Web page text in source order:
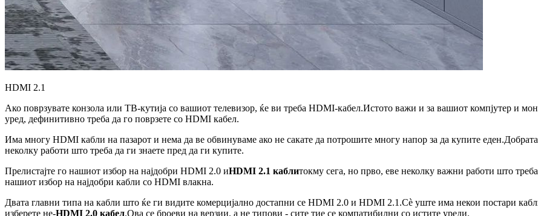
HDMI 2.1
Ако поврзувате конзола или ТВ-кутија со вашиот телевизор, ќе ви треба HDMI-кабел.Истото важи и за вашиот компјутер и
уред, дефинитивно треба да го поврзете со HDMI кабел.
Има многу HDMI кабли на пазарот и нема да ве обвинуваме ако не сакате да потрошите многу напор за да купите
неколку работи што треба да ги знаете пред да ги купите.
Прелистајте го нашиот избор на најдобри HDMI 2.0 иHDMI 2.1 каблитокму сега, но прво, еве неколку важни работи што
нашиот избор на најдобри кабли со HDMI влакна.
Двата главни типа на кабли што ќе ги видите комерцијално достапни се HDMI 2.0 и HDMI 2.1.Сè уште има некои постари
изберете не-HDMI 2.0 кабел.Ова се броеви на верзии, а не типови - сите тие се компатибилни со истите уреди.